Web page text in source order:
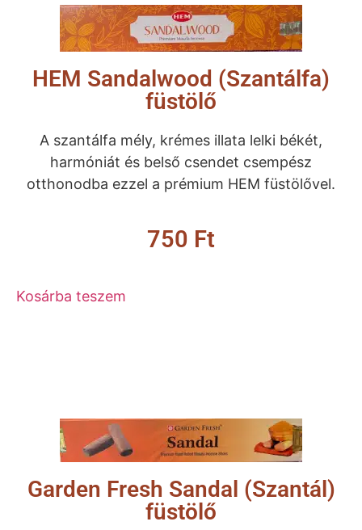
HEM Sandalwood (Szantálfa)
füstölő
A szantálfa mély, krémes illata lelki békét,
harmóniát és belső csendet csempész
otthonodba ezzel a prémium HEM füstölővel.
750 Ft
Kosárba teszem
Garden Fresh Sandal (Szantál)
füstölő